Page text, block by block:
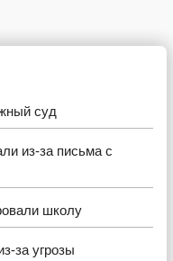
суд
из-за письма с
школу
за угрозы